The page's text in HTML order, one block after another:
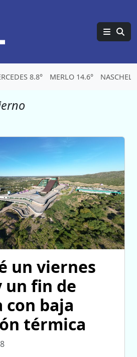
8.8° MERLO 14.6° NASCHEL
un viernes
un fin de
con baja
térmica